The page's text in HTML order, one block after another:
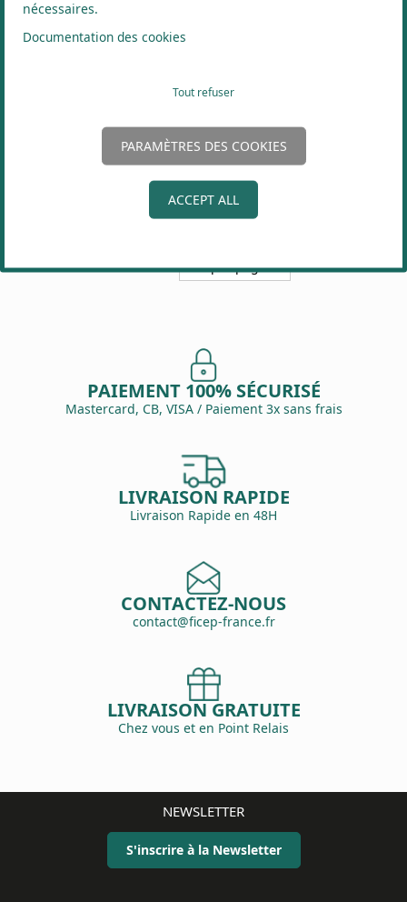
nécessaires.
Documentation des cookies
PARAMÈTRES DES COOKIES
Tout refuser
ACCEPT ALL
Détail
Affichage1-6de6articles
Afficher
PAIEMENT 100% SÉCURISÉ
Mastercard, CB, VISA / Paiement 3x sans frais
LIVRAISON RAPIDE
Livraison Rapide en 48H
CONTACTEZ-NOUS
contact@ficep-france.fr
LIVRAISON GRATUITE
Chez vous et en Point Relais
NEWSLETTER
S'inscrire à la Newsletter